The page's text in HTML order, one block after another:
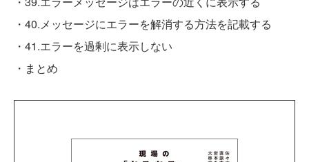
・40.メッセージにエラーを解消する方法を記載する
・41.エラーを過剰に表示しない
・まとめ